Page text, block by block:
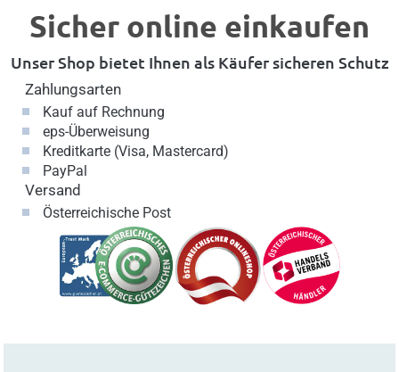
Sicher online einkaufen
Unser Shop bietet Ihnen als Käufer sicheren Schutz
Zahlungsarten
Kauf auf Rechnung
eps-Überweisung
Kreditkarte (Visa, Mastercard)
PayPal
Versand
Österreichische Post